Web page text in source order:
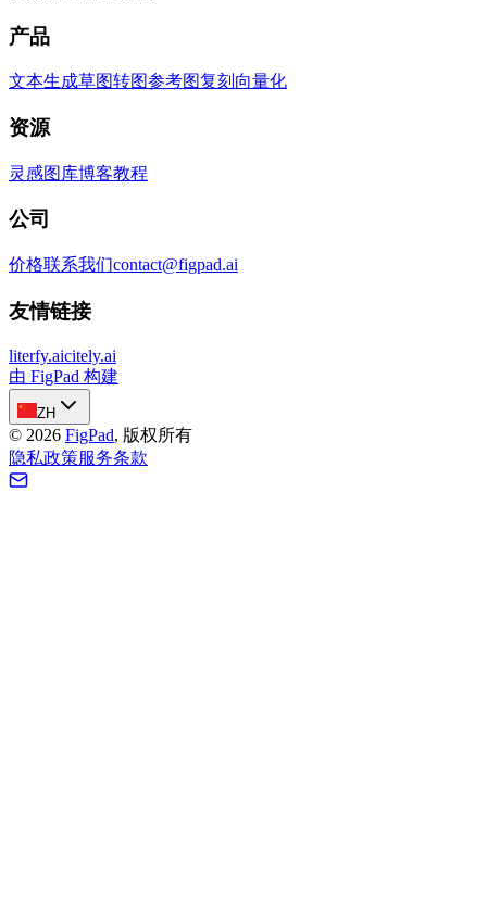
产品
文本生成草图转图参考图复刻 向量化
资源
灵感图库博客教程
公司
价格联系我们contact@figpad.ai
友情链接
literfy.aicitely.ai
由 FigPad 构建
ZH
© 2026 FigPad, 版权所有
隐私政策服务条款